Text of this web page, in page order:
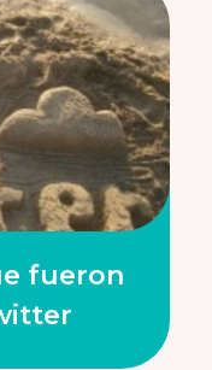
fueron